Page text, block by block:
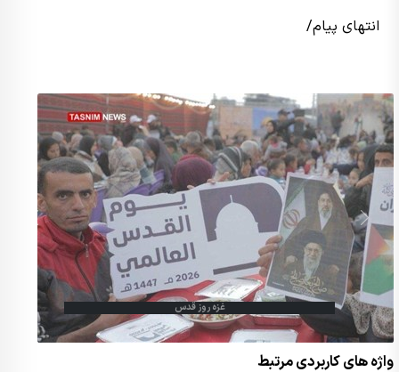
انتهای پیام/
غزه روز قدس
واژه های کاربردی مرتبط